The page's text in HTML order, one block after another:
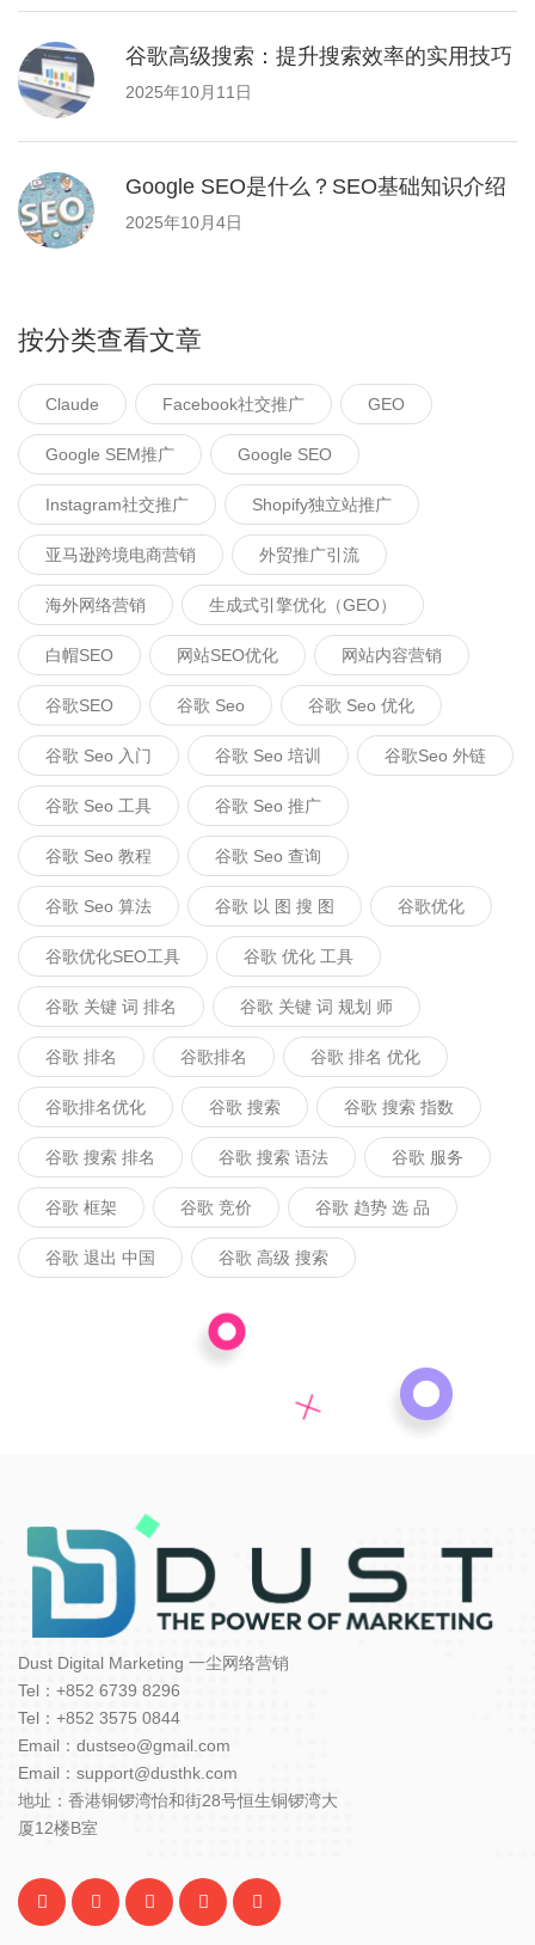
谷歌高级搜索：提升搜索效率的实用技巧
2025年10月11日
Google SEO是什么？SEO基础知识介绍
2025年10月4日
按分类查看文章
Claude Facebook社交推广 GEO
Google SEM推广 Google SEO
Instagram社交推广 Shopify独立站推广
亚马逊跨境电商营销 外贸推广引流
海外网络营销 生成式引擎优化（GEO）
白帽SEO 网站SEO优化 网站内容营销
谷歌SEO 谷歌 Seo 谷歌 Seo 优化
谷歌 Seo 入门 谷歌 Seo 培训 谷歌seo 外链
谷歌 Seo 工具 谷歌 Seo 推广
谷歌 Seo 教程 谷歌 Seo 查询
谷歌 Seo 算法 谷歌 以 图 搜 图 谷歌优化
谷歌优化SEO工具 谷歌 优化 工具
谷歌 关键 词 排名 谷歌 关键 词 规划 师
谷歌 排名 谷歌排名 谷歌 排名 优化
谷歌排名优化 谷歌 搜索 谷歌 搜索 指数
谷歌 搜索 排名 谷歌 搜索 语法 谷歌 服务
谷歌 框架 谷歌 竞价 谷歌 趋势 选 品
谷歌 退出 中国 谷歌 高级 搜索
Dust Digital Marketing 一尘网络营销
Tel：+852 6739 8296
Tel：+852 3575 0844
Email：dustseo@gmail.com
Email：support@dusthk.com
地址：香港铜锣湾怡和街28号恒生铜锣湾大
厦12楼B室